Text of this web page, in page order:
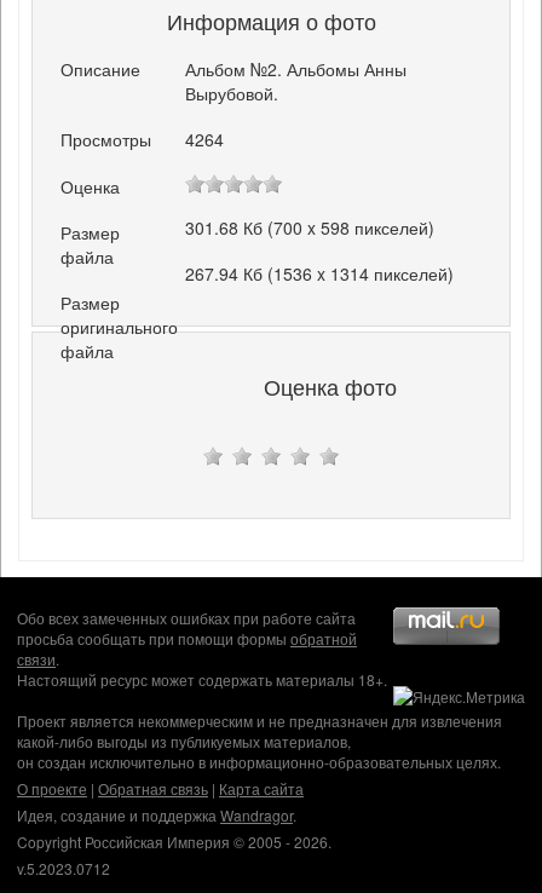
Информация о фото
Описание
Альбом №2. Альбомы Анны
Вырубовой.
Просмотры
4264
Оценка
Размер
файла
301.68 Кб (700 x 598 пикселей)
Размер
оригинального
файла
267.94 Кб (1536 x 1314 пикселей)
Оценка фото
Обо всех замеченных ошибках при работе сайта
просьба сообщать при помощи формы обратной
связи.
Настоящий ресурс может содержать материалы 18+.
Проект является некоммерческим и не предназначен для извлечения
какой-либо выгоды из публикуемых материалов,
он создан исключительно в информационно-образовательных целях.
О проекте | Обратная связь | Карта сайта
Идея, создание и поддержка Wandragor.
Copyright Российская Империя © 2005 - 2026.
v.5.2023.0712